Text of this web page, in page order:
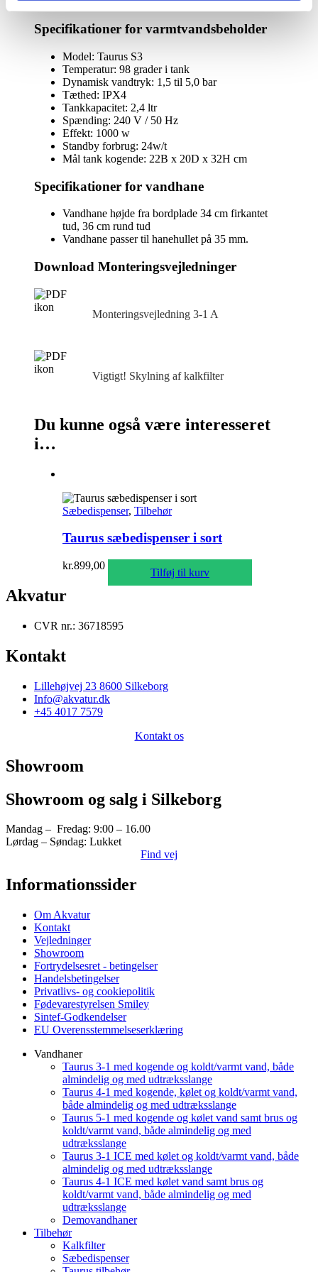
kalkfilter
i
sort
med
rund
antal
Specifikationer for varmtvandsbeholder
Model: Taurus S3
Temperatur: 98 grader i tank
Dynamisk vandtryk: 1,5 til 5,0 bar
Tæthed: IPX4
Tankkapacitet: 2,4 ltr
Spænding: 240 V / 50 Hz
Effekt: 1000 w
Standby forbrug: 24w/t
Mål tank kogende: 22B x 20D x 32H cm
Specifikationer for vandhane
Vandhane højde fra bordplade 34 cm firkantet
tud, 36 cm rund tud
Vandhane passer til hanehullet på 35 mm.
Download Monteringsvejledninger
Monteringsvejledning 3‑1 A
Vigtigt! Skylning af kalkfilter
Du kunne også være interesseret
i…
Sæbedispenser, Tilbehør
Taurus sæbedispenser i sort
kr.899,00
Tilføj til kurv
Akvatur
CVR nr.: 36718595
Kontakt
Lillehøjvej 23 8600 Silkeborg
Info@akvatur.dk
+45 4017 7579
Kontakt os
Showroom
Showroom og salg i Silkeborg
Mandag – Fredag: 9:00 – 16.00
Lørdag – Søndag: Lukket
Find vej
Informationssider
Om Akvatur
Kontakt
Vejledninger
Showroom
Fortrydelsesret - betingelser
Handelsbetingelser
Privatlivs- og cookiepolitik
Fødevarestyrelsen Smiley
Sintef-Godkendelser
EU Overensstemmelseserklæring
Vandhaner
Taurus 3-1 med kogende og koldt/varmt vand, både
almindelig og med udtræksslange
Taurus 4-1 med kogende, kølet og koldt/varmt vand,
både almindelig og med udtræksslange
Taurus 5-1 med kogende og kølet vand samt brus og
koldt/varmt vand, både almindelig og med
udtræksslange
Taurus 3-1 ICE med kølet og koldt/varmt vand, både
almindelig og med udtræksslange
Taurus 4-1 ICE med kølet vand samt brus og
koldt/varmt vand, både almindelig og med
udtræksslange
Demovandhaner
Tilbehør
Kalkfilter
Sæbedispenser